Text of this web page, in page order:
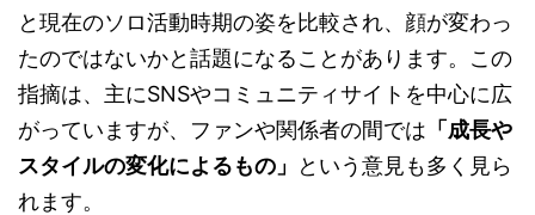
と現在のソロ活動時期の姿を比較され、顔が変わっ
たのではないかと話題になることがあります。この
指摘は、主にSNSやコミュニティサイトを中心に広
がっていますが、ファンや関係者の間では 「成長や
スタイルの変化によるもの」
という意見も多く見ら
れます。